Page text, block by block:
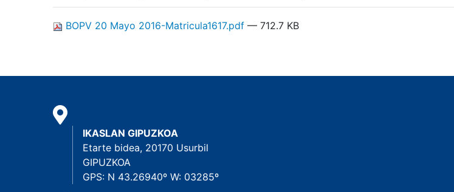
BOPV 20 Mayo 2016-Matricula1617.pdf — 712.7 KB
IKASLAN GIPUZKOA
Etarte bidea, 20170 Usurbil
GIPUZKOA
GPS: N 43.26940º W: 03285º